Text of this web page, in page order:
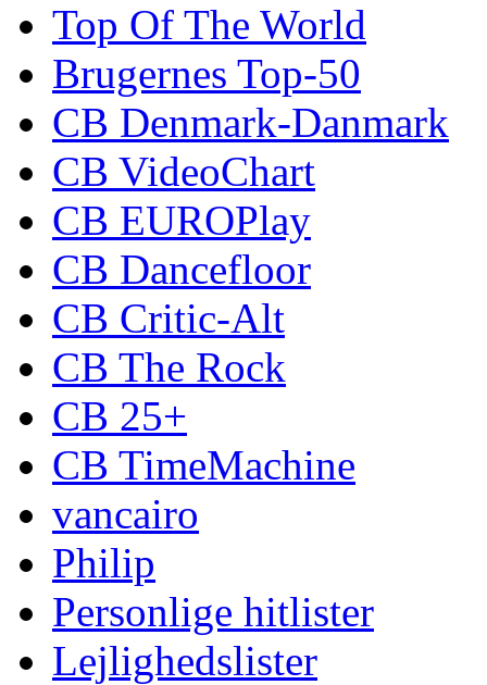
Top Of The World
Brugernes Top-50
CB Denmark-Danmark
CB VideoChart
CB EUROPlay
CB Dancefloor
CB Critic-Alt
CB The Rock
CB 25+
CB TimeMachine
vancairo
Philip
Personlige hitlister
Lejlighedslister